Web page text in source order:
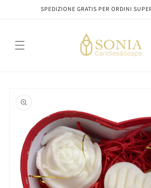
direttamenteSPEDIZIONE GRATIS PER ORDINI
informazioni
sul prodotto